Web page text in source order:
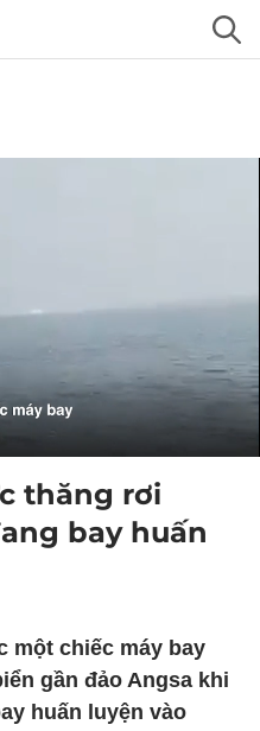
thăng rơi
bay huấn
một chiếc máy bay
gần đảo Angsa khi
huấn luyện vào